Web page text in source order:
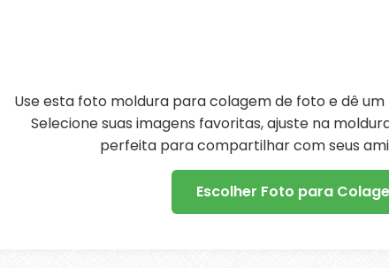
Use esta foto moldura para colagem de foto e dê um
Selecione suas imagens favoritas, ajuste na
perfeita para compartilhar com seus
Escolher Foto para